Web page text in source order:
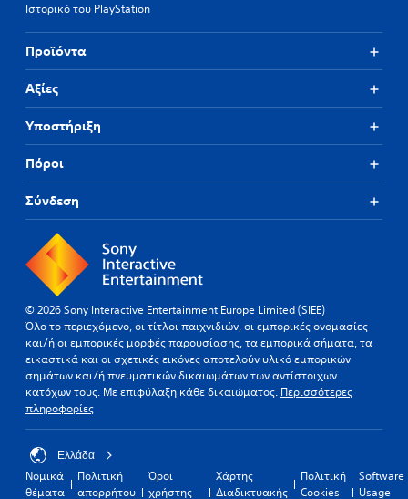
Ιστορικό του PlayStation
Προϊόντα
Αξίες
Υποστήριξη
Πόροι
Σύνδεση
© 2026 Sony Interactive Entertainment Europe Limited (SIEE)
Όλο το περιεχόμενο, οι τίτλοι παιχνιδιών, οι εμπορικές ονομασίες
και/ή οι εμπορικές μορφές παρουσίασης, τα εμπορικά σήματα, τα
εικαστικά και οι σχετικές εικόνες αποτελούν υλικό εμπορικών
σημάτων και/ή πνευματικών δικαιωμάτων των αντίστοιχων
κατόχων τους. Με επιφύλαξη κάθε δικαιώματος. Περισσότερες
πληροφορίες
Ελλάδα
Νομικά
θέματα
Πολιτική
απορρήτου
Όροι
χρήστης
Χάρτης
Διαδικτυακής
Πολιτική
Cookies
Software
Usage